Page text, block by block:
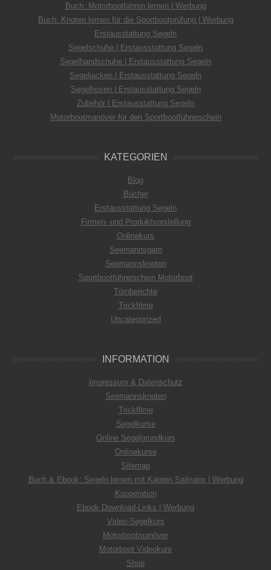
Buch: Motorbootfahren lernen | Werbung
Buch: Knoten lernen für die Sportbootprüfung | Werbung
Erstausstattung Segeln
Segelschuhe | Erstausstattung Segeln
Segelhandschuhe | Erstausstattung Segeln
Segeljacken | Erstausstattung Segeln
Segelhosen | Erstausstattung Segeln
Zubehör | Erstausstattung Segeln
Motorbootmanöver für den Sportbootführerschein
KATEGORIEN
Blog
Bücher
Erstausstattung Segeln
Firmen- und Produktvorstellung
Onlinekurs
Seemannsgarn
Seemannsknoten
Sportbootführerschein Motorboot
Törnberichte
Trickfilme
Uncategorized
INFORMATION
Impressum & Datenschutz
Seemannsknoten
Trickfilme
Segelkurse
Online Segelgrundkurs
Onlinekurse
Sitemap
Buch & Ebook: Segeln lernen mit Käpten Sailnator | Werbung
Kooperation
Ebook Download-Links | Werbung
Video-Segelkurs
Motorbootmanöver
Motorboot Videokurs
Shop